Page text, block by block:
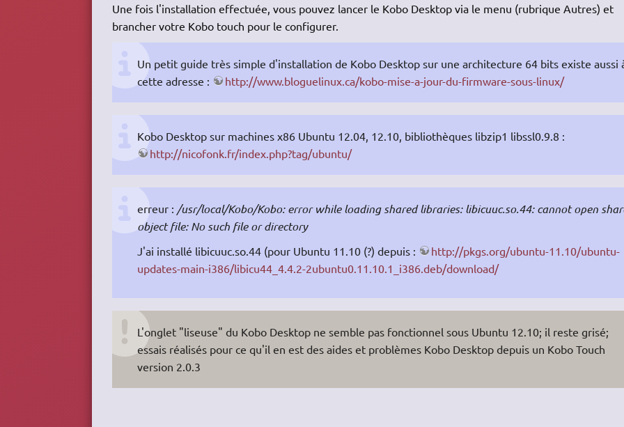
Une fois l'installation effectuée, vous pouvez lancer le Kobo Desktop via le menu (rubrique Autres) et
brancher votre Kobo touch pour le configurer.
Un petit guide très simple d'installation de Kobo Desktop sur une architecture 64 bits existe aussi
cette adresse :
http://www.bloguelinux.ca/kobo-mise-a-jour-du-firmware-sous-linux/
Kobo Desktop sur machines x86 Ubuntu 12.04, 12.10, bibliothèques libzip1 libssl0.9.8 :
http://nicofonk.fr/index.php?tag/ubuntu/
erreur : /usr/local/Kobo/Kobo: error while loading shared libraries: libicuuc.so.44: cannot open
object file: No such file or directory
J'ai installé libicuuc.so.44 (pour Ubuntu 11.10 (?) depuis :
http://pkgs.org/ubuntu-11.10/ubuntu-
updates-main-i386/libicu44_4.4.2-2ubuntu0.11.10.1_i386.deb/download/
L'onglet "liseuse" du Kobo Desktop ne semble pas fonctionnel sous Ubuntu 12.10; il reste grisé;
essais réalisés pour ce qu'il en est des aides et problèmes Kobo Desktop depuis un Kobo Touch
version 2.0.3